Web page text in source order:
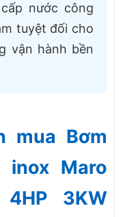
nước công
tuyệt đối cho
vận hành bền
mua Bơm
inox Maro
3KW